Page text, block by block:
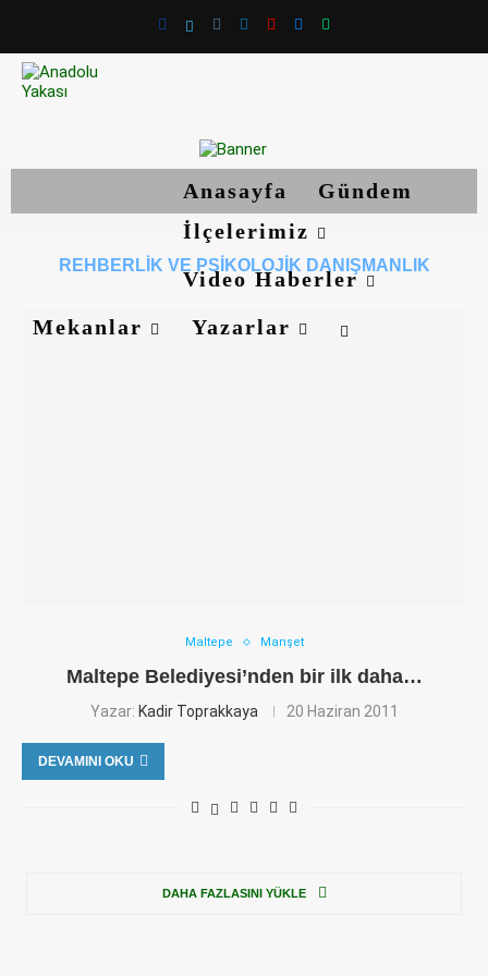
Anasayfa
Gündem
İlçelerimiz
Video Haberler
Mekanlar
Yazarlar
REHBERLIK VE PSIKOLOJIK DANIŞMANLIK
Maltepe Manşet
Maltepe Belediyesi’nden bir ilk daha…
Yazar: Kadir Toprakkaya 20 Haziran 2011
DEVAMINI OKU
DAHA FAZLASINI YÜKLE